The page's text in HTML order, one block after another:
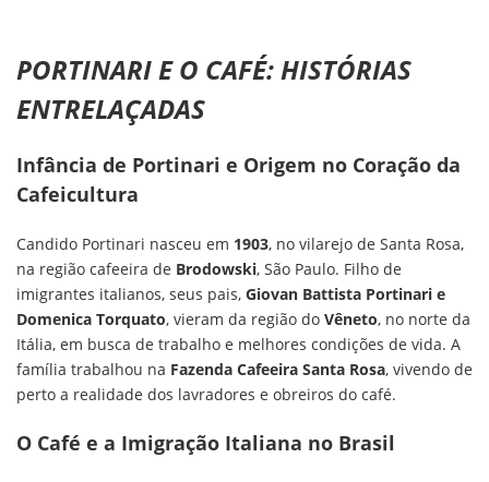
PORTINARI E O CAFÉ: HISTÓRIAS
ENTRELAÇADAS
Infância de Portinari e Origem no Coração da
Cafeicultura
Candido Portinari nasceu em 1903, no vilarejo de Santa Rosa,
na região cafeeira de Brodowski, São Paulo. Filho de
imigrantes italianos, seus pais, Giovan Battista Portinari e
Domenica Torquato, vieram da região do Vêneto, no norte da
Itália, em busca de trabalho e melhores condições de vida. A
família trabalhou na Fazenda Cafeeira Santa Rosa, vivendo de
perto a realidade dos lavradores e obreiros do café.
O Café e a Imigração Italiana no Brasil